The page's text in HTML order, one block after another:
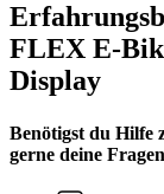
FLEX E-
Display
Benötigst du Hilfe
gerne deine